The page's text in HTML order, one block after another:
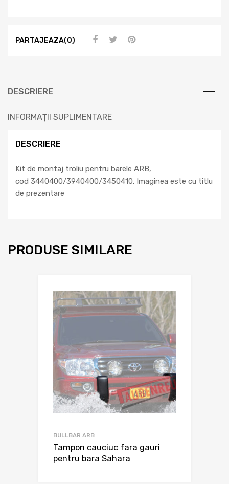
PARTAJEAZA(0)
DESCRIERE
INFORMAȚII SUPLIMENTARE
DESCRIERE
Kit de montaj troliu pentru barele ARB,
cod 3440400/3940400/3450410. Imaginea este cu titlu
de prezentare
PRODUSE SIMILARE
BULLBAR ARB
Tampon cauciuc fara gauri
pentru bara Sahara